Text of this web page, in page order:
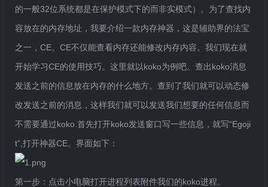
的一般32位系统都是在保护模式下的而非实模式）。为了查找内
容放在的内存地址，我要介绍一款内存神器，这是辅助界的法宝
之一，CE。CE不仅能查看内存还能修改内存内容。我们现在就
开始学习CE的使用技巧。这里就以koko为例吧。查出koko消息
发送之前的信息放在内存的什么地方。查到了我们就可以动态修
改发送之前的消息，这样我们就可以发送我们想要的任何信息而
不需要通过koko.首先打开koko发送窗口写一些信息，就写“Egoji
t”,打开神器CE。界面如下：
第一步：点击小电脑打开进程列表附件我们的koko进程。